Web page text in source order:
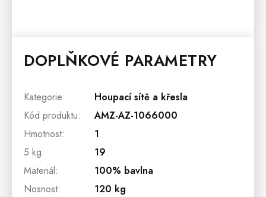
DOPLŇKOVÉ PARAMETRY
Kategorie:
Houpací sítě a křesla
Kód produktu:
AMZ-AZ-1066000
Hmotnost:
1
5 kg:
19
Materiál:
100% bavlna
Nosnost: 120 kg